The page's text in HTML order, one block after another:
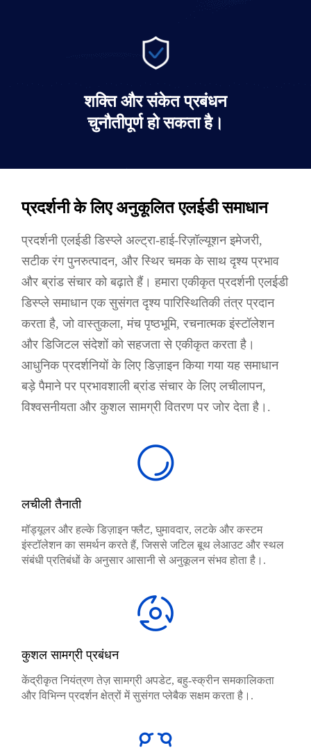
प्रदर्शनी डिजिटल विज्ञापन प्रदर्शन समाधान
और जानें
शक्ति और संकेत प्रबंधन
चुनौतीपूर्ण हो सकता है।
प्रदर्शनी के लिए अनुकूलित एलईडी समाधान
प्रदर्शनी एलईडी डिस्प्ले अल्ट्रा-हाई-रिज़ॉल्यूशन इमेजरी,
सटीक रंग पुनरुत्पादन, और स्थिर चमक के साथ दृश्य प्रभाव
और ब्रांड संचार को बढ़ाते हैं। हमारा एकीकृत प्रदर्शनी एलईडी
डिस्प्ले समाधान एक सुसंगत दृश्य पारिस्थितिकी तंत्र प्रदान
करता है, जो वास्तुकला, मंच पृष्ठभूमि, रचनात्मक इंस्टॉलेशन
और डिजिटल संदेशों को सहजता से एकीकृत करता है।
आधुनिक प्रदर्शनियों के लिए डिज़ाइन किया गया यह समाधान
बड़े पैमाने पर प्रभावशाली ब्रांड संचार के लिए लचीलापन,
विश्वसनीयता और कुशल सामग्री वितरण पर जोर देता है।.
लचीली तैनाती
मॉड्यूलर और हल्के डिज़ाइन फ्लैट, घुमावदार, लटके और कस्टम
इंस्टॉलेशन का समर्थन करते हैं, जिससे जटिल बूथ लेआउट और स्थल
संबंधी प्रतिबंधों के अनुसार आसानी से अनुकूलन संभव होता है।.
कुशल सामग्री प्रबंधन
केंद्रीकृत नियंत्रण तेज़ सामग्री अपडेट, बहु-स्क्रीन समकालिकता
और विभिन्न प्रदर्शन क्षेत्रों में सुसंगत प्लेबैक सक्षम करता है।.